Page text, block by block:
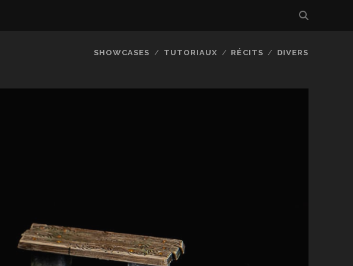
SHOWCASES TUTORIAUX RÉCITS DIVERS